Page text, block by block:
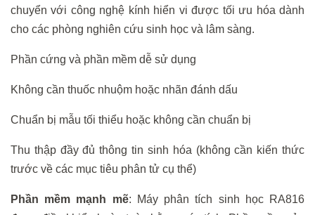
chuyển với công nghệ kính hiển vi được tối ưu hóa dành
cho các phòng nghiên cứu sinh học và lâm sàng.
Phần cứng và phần mềm dễ sử dụng
Không cần thuốc nhuộm hoặc nhãn đánh dấu
Chuẩn bị mẫu tối thiểu hoặc không cần chuẩn bị
Thu thập đầy đủ thông tin sinh hóa (không cần kiến ​​thức
trước về các mục tiêu phân tử cụ thể)
Phần mềm mạnh mẽ: Máy phân tích sinh học RA816